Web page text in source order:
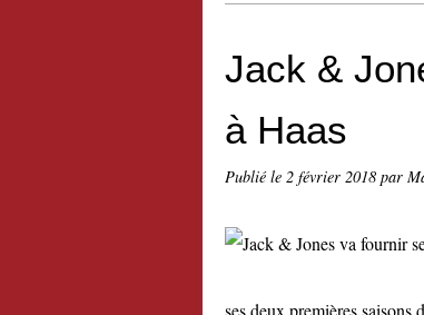
Jack &
à Haas
Publié le 2 février 2018 par
ses deux premières saisons